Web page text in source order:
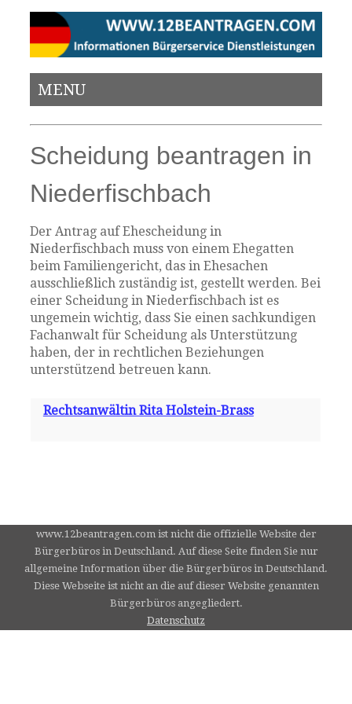
MENU
Scheidung beantragen in
Niederfischbach
Der Antrag auf Ehescheidung in
Niederfischbach muss von einem Ehegatten
beim Familiengericht, das in Ehesachen
ausschließlich zuständig ist, gestellt werden. Bei
einer Scheidung in Niederfischbach ist es
ungemein wichtig, dass Sie einen sachkundigen
Fachanwalt für Scheidung als Unterstützung
haben, der in rechtlichen Beziehungen
unterstützend betreuen kann.
Rechtsanwältin Rita Holstein-Brass
www.12beantragen.com ist nicht die offizielle Website der
Bürgerbüros in Deutschland. Auf diese Seite finden Sie nur
allgemeine Information über die Bürgerbüros in Deutschland.
Diese Webseite ist nicht an die auf dieser Website genannten
Bürgerbüros angegliedert.
Datenschutz